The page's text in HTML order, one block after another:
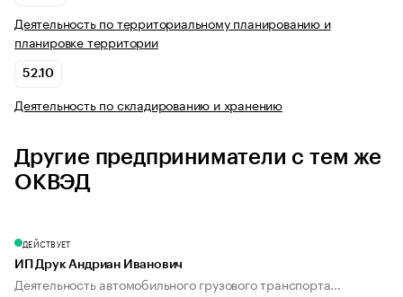
Деятельность по территориальному планированию и
планировке территории
52.10
Деятельность по складированию и хранению
Другие предприниматели с тем же
ОКВЭД
ДЕЙСТВУЕТ
ИП Друк Андриан Иванович
Деятельность автомобильного грузового транспорта...